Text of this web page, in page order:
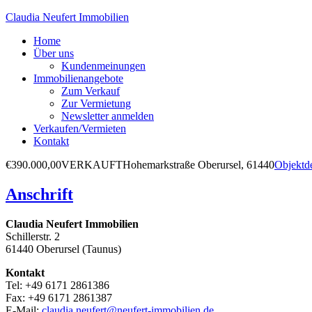
Claudia Neufert Immobilien
Home
Über uns
Kundenmeinungen
Immobilienangebote
Zum Verkauf
Zur Vermietung
Newsletter anmelden
Verkaufen/Vermieten
Kontakt
€390.000,00VERKAUFTHohemarkstraße Oberursel, 61440
Anschrift
Claudia Neufert Immobilien
Schillerstr. 2
61440 Oberursel (Taunus)
Kontakt
Tel: +49 6171 2861386
Fax: +49 6171 2861387